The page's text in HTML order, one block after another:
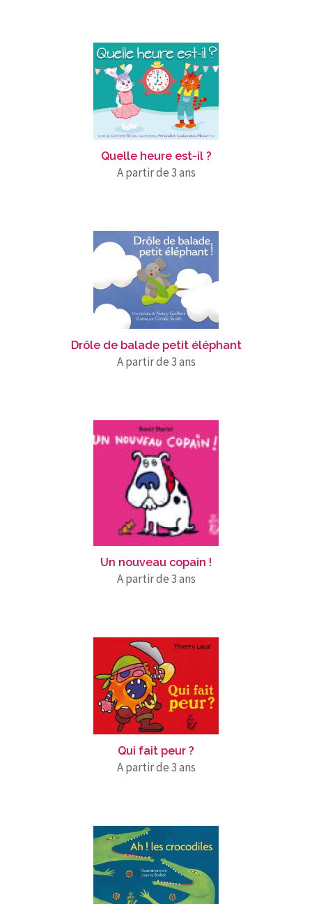
Quelle heure est-il ?
A partir de 3 ans
Drôle de balade petit éléphant
A partir de 3 ans
Un nouveau copain !
A partir de 3 ans
Qui fait peur ?
A partir de 3 ans